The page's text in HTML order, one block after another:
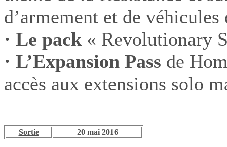
d’armement et de véhicules
· Le pack « Revolutionary
· L’Expansion Pass de
accès aux extensions solo
Sortie 20 mai 2016